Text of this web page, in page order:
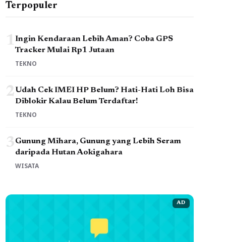
Terpopuler
1Ingin Kendaraan Lebih Aman? Coba GPS
Tracker Mulai Rp1 Jutaan
TEKNO
2Udah Cek IMEI HP Belum? Hati-Hati Loh Bisa
Diblokir Kalau Belum Terdaftar!
TEKNO
3Gunung Mihara, Gunung yang Lebih Seram
daripada Hutan Aokigahara
WISATA
AD